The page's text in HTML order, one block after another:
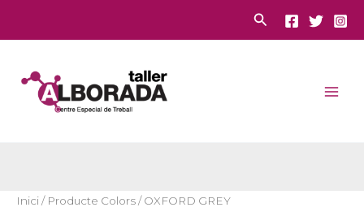
Cerca
Inici/ Producte Colors / OXFORD GREY